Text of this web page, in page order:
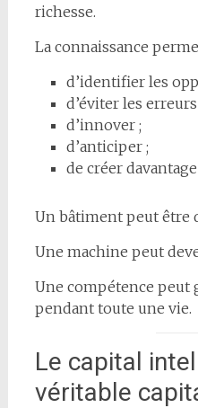
richesse.
La connaissance
d’identifier les
d’éviter les erreurs
d’innover ;
d’anticiper ;
de créer
Un bâtiment peut être
Une machine peut
Une compétence peut
pendant toute une vie.
Le capital
véritable